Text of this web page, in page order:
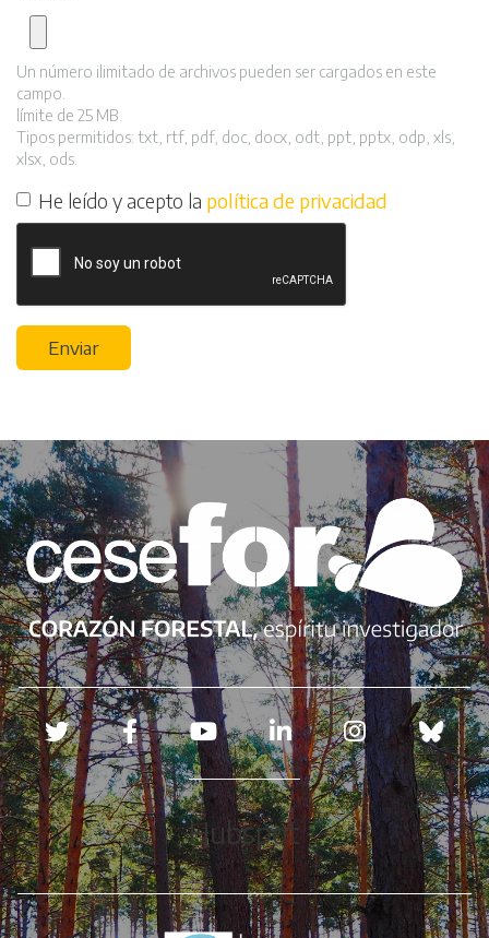
Un número ilimitado de archivos pueden ser cargados en este
campo.
límite de 25 MB.
Tipos permitidos: txt, rtf, pdf, doc, docx, odt, ppt, pptx, odp, xls,
xlsx, ods.
He leído y acepto la política de privacidad
Enviar
Redes sociales
Hubspot